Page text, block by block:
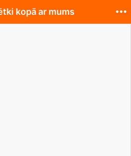
kopā ar mums